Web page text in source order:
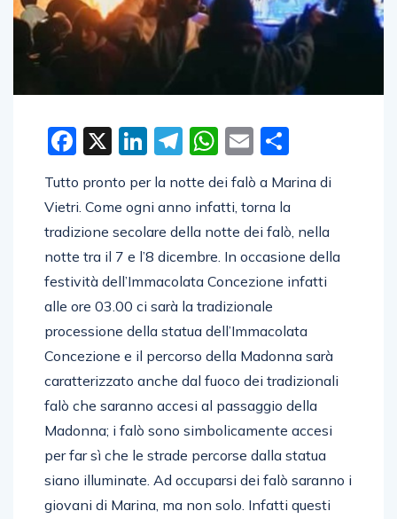
Facebook
X LinkedIn
Telegram
WhatsApp
Email
Tutto pronto per la notte dei falò a Marina di
Vietri. Come ogni anno infatti, torna la
tradizione secolare della notte dei falò, nella
notte tra il 7 e l’8 dicembre. In occasione della
festività dell’Immacolata Concezione infatti
alle ore 03.00 ci sarà la tradizionale
processione della statua dell’Immacolata
Concezione e il percorso della Madonna sarà
caratterizzato anche dal fuoco dei tradizionali
falò che saranno accesi al passaggio della
Madonna; i falò sono simbolicamente accesi
per far sì che le strade percorse dalla statua
siano illuminate. Ad occuparsi dei falò saranno i
giovani di Marina, ma non solo. Infatti questi